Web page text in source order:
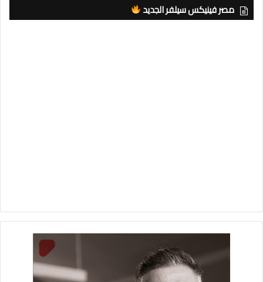
مصر فينيكس سيلفر الجديد